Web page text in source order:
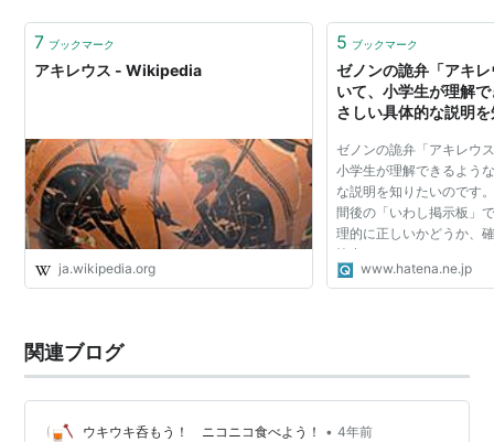
7 ブックマーク
アキレウス - Wikipedia
ja.wikipedia.org
5 ブックマーク
ゼノンの詭弁「アキ
いて、小学生が理解
さしい具体的な説明
ゼノンの詭弁「アキレウ
小学生が理解できるよう
な説明を知りたいのです
間後の「いわし掲示板」
理的に正しいかどうか、
協力ください。（さるＨ
Ａ、カメ＝Ｂ」として公
www.hatena.ne.jp
関連ブログ
ウキウキ呑もう！ ニコニコ食べよう！ • 4年前